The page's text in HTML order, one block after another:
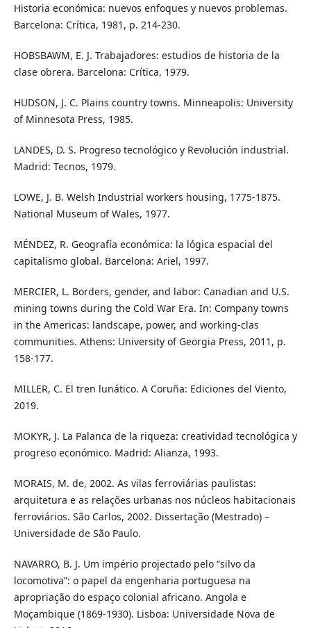
Historia económica: nuevos enfoques y nuevos problemas.
Barcelona: Crítica, 1981, p. 214-230.
HOBSBAWM, E. J. Trabajadores: estudios de historia de la
clase obrera. Barcelona: Crítica, 1979.
HUDSON, J. C. Plains country towns. Minneapolis: University
of Minnesota Press, 1985.
LANDES, D. S. Progreso tecnológico y Revolución industrial.
Madrid: Tecnos, 1979.
LOWE, J. B. Welsh Industrial workers housing, 1775-1875.
National Museum of Wales, 1977.
MÉNDEZ, R. Geografía económica: la lógica espacial del
capitalismo global. Barcelona: Ariel, 1997.
MERCIER, L. Borders, gender, and labor: Canadian and U.S.
mining towns during the Cold War Era. In: Company towns
in the Americas: landscape, power, and working-clas
communities. Athens: University of Georgia Press, 2011, p.
158-177.
MILLER, C. El tren lunático. A Coruña: Ediciones del Viento,
2019.
MOKYR, J. La Palanca de la riqueza: creatividad tecnológica y
progreso económico. Madrid: Alianza, 1993.
MORAIS, M. de, 2002. As vilas ferroviárias paulistas:
arquitetura e as relações urbanas nos núcleos habitacionais
ferroviários. São Carlos, 2002. Dissertação (Mestrado) –
Universidade de São Paulo.
NAVARRO, B. J. Um império projectado pelo “silvo da
locomotiva”: o papel da engenharia portuguesa na
apropriação do espaço colonial africano. Angola e
Moçambique (1869-1930). Lisboa: Universidade Nova de